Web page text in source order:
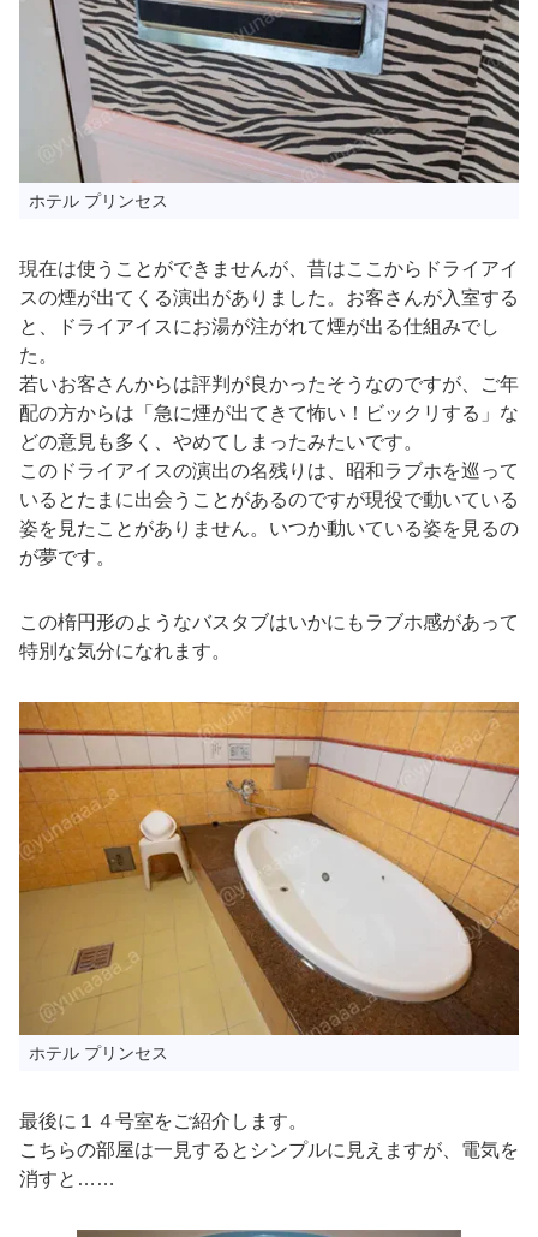
ホテル プリンセス
現在は使うことができませんが、昔はここからドライアイ
スの煙が出てくる演出がありました。お客さんが入室する
と、ドライアイスにお湯が注がれて煙が出る仕組みでし
た。
若いお客さんからは評判が良かったそうなのですが、ご年
配の方からは「急に煙が出てきて怖い！ビックリする」な
どの意見も多く、やめてしまったみたいです。
このドライアイスの演出の名残りは、昭和ラブホを巡って
いるとたまに出会うことがあるのですが現役で動いている
姿を見たことがありません。いつか動いている姿を見るの
が夢です。
この楕円形のようなバスタブはいかにもラブホ感があって
特別な気分になれます。
ホテル プリンセス
最後に１４号室をご紹介します。
こちらの部屋は一見するとシンプルに見えますが、電気を
消すと……